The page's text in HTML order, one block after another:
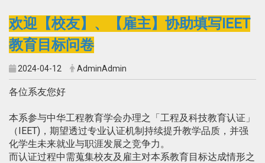
欢迎【校友】、【雇主】协助填写IEET
教育目标问卷
2024-04-12 AdminAdmin
各位系友您好
本系参与中华工程教育学会办理之「工程及科技教育认证」
（IEET)，期望透过专业认证机制持续提升教学品质，并强
化学生未来就业与职涯发展之竞争力。
而认证过程中需蒐集校友及雇主对本系教育目标达成情形之